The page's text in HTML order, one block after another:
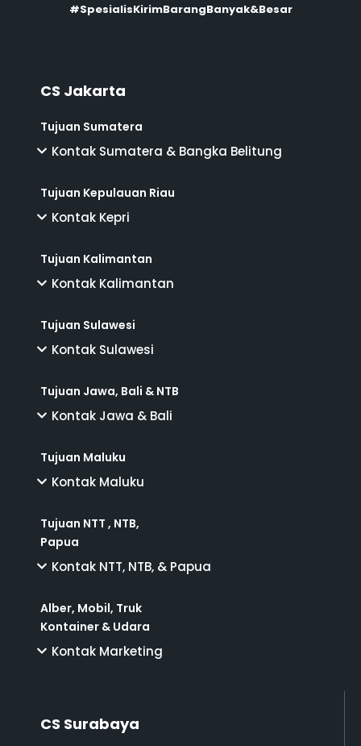
#SpesialisKirimBarangBanyak&Besar
CS Jakarta
Tujuan Sumatera
Kontak Sumatera & Bangka Belitung
Tujuan Kepulauan Riau
Kontak Kepri
Tujuan Kalimantan
Kontak Kalimantan
Tujuan Sulawesi
Kontak Sulawesi
Tujuan Jawa, Bali & NTB
Kontak Jawa & Bali
Tujuan Maluku
Kontak Maluku
Tujuan NTT , NTB,
Papua
Kontak NTT, NTB, & Papua
Alber, Mobil, Truk
Kontainer & Udara
Kontak Marketing
CS Surabaya